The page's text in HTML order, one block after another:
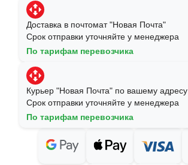
Доставка в почтомат "Новая Почта"
Срок отправки уточняйте у менеджера
По тарифам перевозчика
Курьер "Новая Почта" по вашему адресу
Срок отправки уточняйте у менеджера
По тарифам перевозчика